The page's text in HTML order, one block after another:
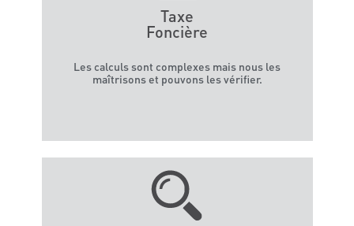
Taxe
Foncière
Les calculs sont complexes mais nous les
maîtrisons et pouvons les vérifier.